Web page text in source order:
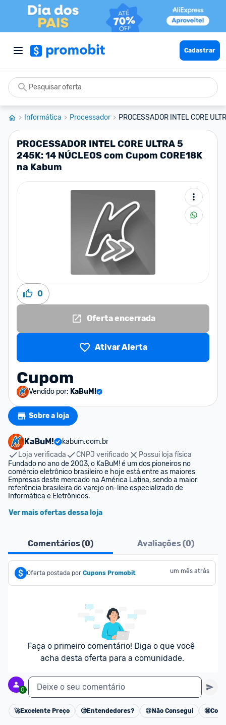
Cadastrar
Informática Processador PROCESSADOR INTEL CORE
PROCESSADOR INTEL CORE ULTRA 5
245K: 14 NÚCLEOS com Cupom CORE18K
na Kabum
0
Oferta encerrada
Ativar Alerta
Cupom
Vendido por: KaBuM!
Sobre a loja
KaBuM!
kabum.com.br
Loja verificada
CNPJ verificado
Possui loja física
Fundado no ano de 2003, o KaBuM! é um dos pioneiros no
comércio eletrônico brasileiro e hoje está entre as maiores
Empresas deste mercado na América Latina, sendo a maior
referência brasileira do varejo on-line especializado de
Informática e Eletrônicos.
Ver mais ofertas dessa loja
Comentários (0) Avaliações (0)
Oferta postada por Cupons Promobit um mês atrás
Faça o primeiro comentário! Diga o que você
acha desta oferta para a comunidade.
0 Deixe o seu comentário
Cancelar
🚀Excelente Preço 🧐Entendedores? 😢 Não Consegui 🤩